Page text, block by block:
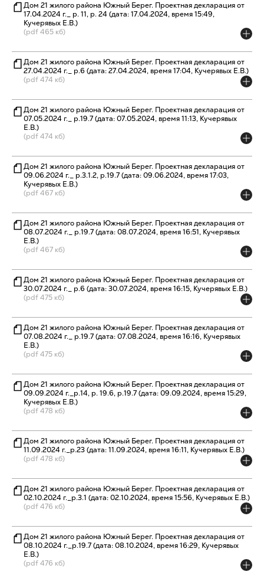
Дом 21 жилого района Южный Берег. Проектная декларация от
17.04.2024 г._ р. 11, р. 24 (дата: 17.04.2024, время 15:49,
Кучерявых Е.В.)
(pdf 465 кб)
Дом 21 жилого района Южный Берег. Проектная декларация от
27.04.2024 г._ р.6 (дата: 27.04.2024, время 17:04, Кучерявых Е.В.)
(pdf 474 кб)
Дом 21 жилого района Южный Берег. Проектная декларация от
07.05.2024 г._ р.19.7 (дата: 07.05.2024, время 11:13, Кучерявых
Е.В.)
(pdf 474 кб)
Дом 21 жилого района Южный Берег. Проектная декларация от
09.06.2024 г._ р.3.1.2, р.19.7 (дата: 09.06.2024, время 17:03,
Кучерявых Е.В.)
(pdf 467 кб)
Дом 21 жилого района Южный Берег. Проектная декларация от
08.07.2024 г._ р.19.7 (дата: 08.07.2024, время 16:51, Кучерявых
Е.В.)
(pdf 467 кб)
Дом 21 жилого района Южный Берег. Проектная декларация от
30.07.2024 г._ р.6 (дата: 30.07.2024, время 16:15, Кучерявых Е.В.)
(pdf 475 кб)
Дом 21 жилого района Южный Берег. Проектная декларация от
07.08.2024 г._ р.19.7 (дата: 07.08.2024, время 16:16, Кучерявых
Е.В.)
(pdf 475 кб)
Дом 21 жилого района Южный Берег. Проектная декларация от
09.09.2024 г._р.14, р. 19.6, р.19.7 (дата: 09.09.2024, время 15:29,
Кучерявых Е.В.)
(pdf 478 кб)
Дом 21 жилого района Южный Берег. Проектная декларация от
11.09.2024 г._р.23 (дата: 11.09.2024, время 16:11, Кучерявых Е.В.)
(pdf 478 кб)
Дом 21 жилого района Южный Берег. Проектная декларация от
02.10.2024 г._р.3.1 (дата: 02.10.2024, время 15:56, Кучерявых Е.В.)
(pdf 476 кб)
Дом 21 жилого района Южный Берег. Проектная декларация от
08.10.2024 г._р.19.7 (дата: 08.10.2024, время 16:29, Кучерявых
Е.В.)
(pdf 476 кб)